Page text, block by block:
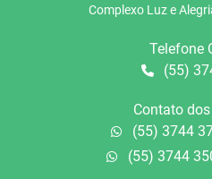
Complexo Luz e
Telefone
(55)
Contato
(55) 3744
(55) 3744